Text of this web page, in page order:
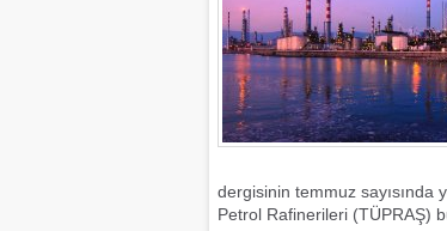
dergisinin temmuz sayısında
Petrol Rafinerileri (TÜPRAŞ)